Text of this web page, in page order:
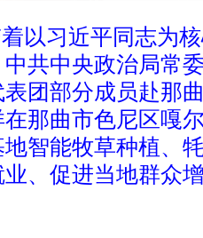
以习近平同志为
中共中央政治局常
团部分成员赴那
那曲市色尼区嘎
智能牧草种植、
、促进当地群众